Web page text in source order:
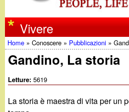
w
w
w
.
Vivere
Tu
sei
qui
Home »Conoscere » Pubblicazioni »
Gandino, La storia
Letture:5619
La storia è maestra di vita per un